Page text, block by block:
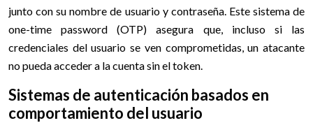
junto con su nombre de usuario y contraseña. Este sistema de
one-time password (OTP) asegura que, incluso si las
credenciales del usuario se ven comprometidas, un atacante
no pueda acceder a la cuenta sin el token.
Sistemas de autenticación basados en
comportamiento del usuario